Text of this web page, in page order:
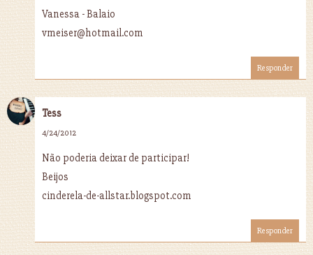
Vanessa - Balaio
vmeiser@hotmail.com
Responder
Tess
4/24/2012
Não poderia deixar de participar!
Beijos
cinderela-de-allstar.blogspot.com
Responder